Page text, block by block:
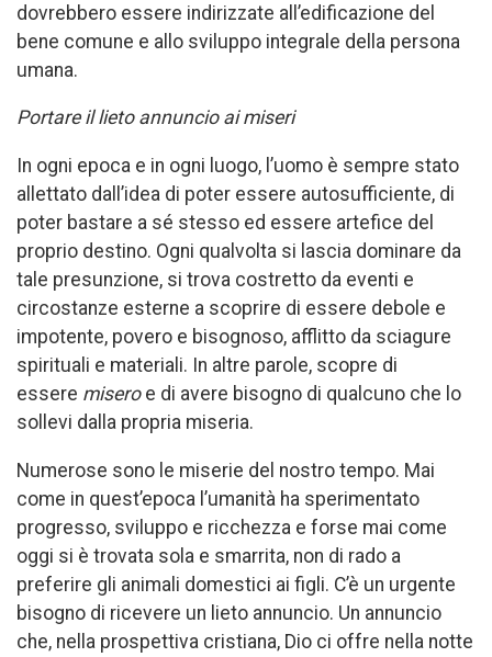
dovrebbero essere indirizzate all’edificazione del
bene comune e allo sviluppo integrale della persona
umana.
Portare il lieto annuncio ai miseri
In ogni epoca e in ogni luogo, l’uomo è sempre stato
allettato dall’idea di poter essere autosufficiente, di
poter bastare a sé stesso ed essere artefice del
proprio destino. Ogni qualvolta si lascia dominare da
tale presunzione, si trova costretto da eventi e
circostanze esterne a scoprire di essere debole e
impotente, povero e bisognoso, afflitto da sciagure
spirituali e materiali. In altre parole, scopre di
essere miseroe di avere bisogno di qualcuno che lo
sollevi dalla propria miseria.
Numerose sono le miserie del nostro tempo. Mai
come in quest’epoca l’umanità ha sperimentato
progresso, sviluppo e ricchezza e forse mai come
oggi si è trovata sola e smarrita, non di rado a
preferire gli animali domestici ai figli. C’è un urgente
bisogno di ricevere un lieto annuncio. Un annuncio
che, nella prospettiva cristiana, Dio ci offre nella notte